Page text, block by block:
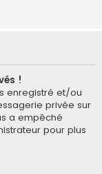
!
enregistré et/ou
privée sur
a empêché
pour plus